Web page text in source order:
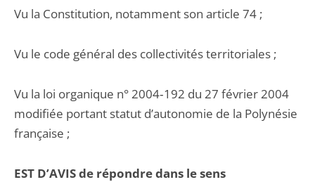
Vu la Constitution, notamment son article 74 ;
Vu le code général des collectivités territoriales ;
Vu la loi organique n° 2004‑192 du 27 février 2004
modifiée portant statut d’autonomie de la Polynésie
française ;
EST D’AVIS de répondre dans le sens